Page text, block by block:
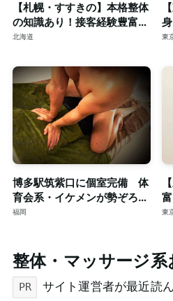
【札幌・すすきの】本格整体
の知識あり！接客経験豊富な
短髪筋トレ男子によるゲイマ
北海道 東
博多駅筑紫口に個室完備 体
育会系・イケメンが勢ぞろ
い！！只今、新規スタッフも
福岡 東
整体・マッサージ
PR サイト運営者が最近読